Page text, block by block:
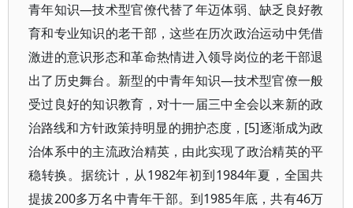
青年知识—技术型官僚代替了年迈体弱、缺乏良好教
育和专业知识的老干部，这些在历次政治运动中凭借
激进的意识形态和革命热情进入领导岗位的老干部退
出了历史舞台。新型的中青年知识—技术型官僚一般
受过良好的知识教育，对十一届三中全会以来新的政
治路线和方针政策持明显的拥护态度，[5]逐渐成为政
治体系中的主流政治精英，由此实现了政治精英的平
稳转换。据统计，从1982年初到1984年夏，全国共
提拔200多万名中青年干部。到1985年底，共有46万